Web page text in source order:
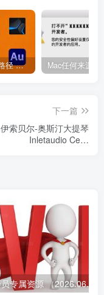
宿主添加插件路径 插件路径设置 VSTPlugins路径
下一篇
伊索贝尔-奥斯汀大提琴
Inletaudio Cello